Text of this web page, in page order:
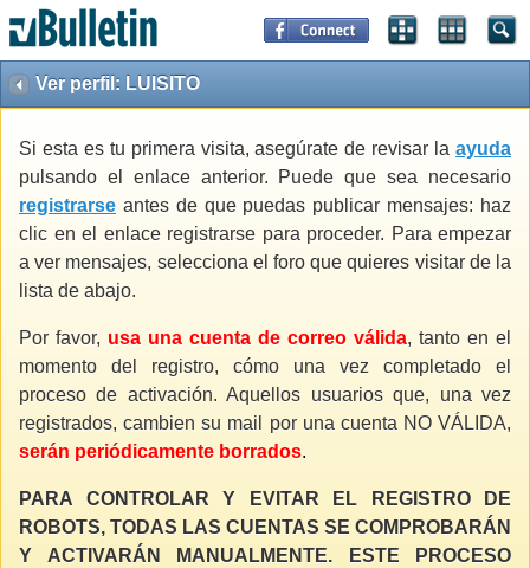
Ver perfil: LUISITO
Si esta es tu primera visita, asegúrate de revisar la ayuda
pulsando el enlace anterior. Puede que sea necesario
registrarse antes de que puedas publicar mensajes: haz
clic en el enlace registrarse para proceder. Para empezar
a ver mensajes, selecciona el foro que quieres visitar de la
lista de abajo.
Por favor, usa una cuenta de correo válida, tanto en el
momento del registro, cómo una vez completado el
proceso de activación. Aquellos usuarios que, una vez
registrados, cambien su mail por una cuenta NO VÁLIDA,
serán periódicamente borrados.
PARA CONTROLAR Y EVITAR EL REGISTRO DE
ROBOTS, TODAS LAS CUENTAS SE COMPROBARÁN
Y ACTIVARÁN MANUALMENTE. ESTE PROCESO